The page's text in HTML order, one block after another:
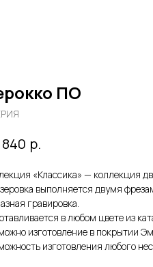
ПО
р.
«Классика» — коллекция
выполняется двумя
гравировка.
в любом цвете из
изготовление в покрытии
изготовления любого